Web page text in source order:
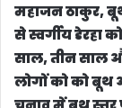
महाजन ठाकुर,
से स्वर्गीय डेरहा
साल, तीन साल
लोगों को को बूथ